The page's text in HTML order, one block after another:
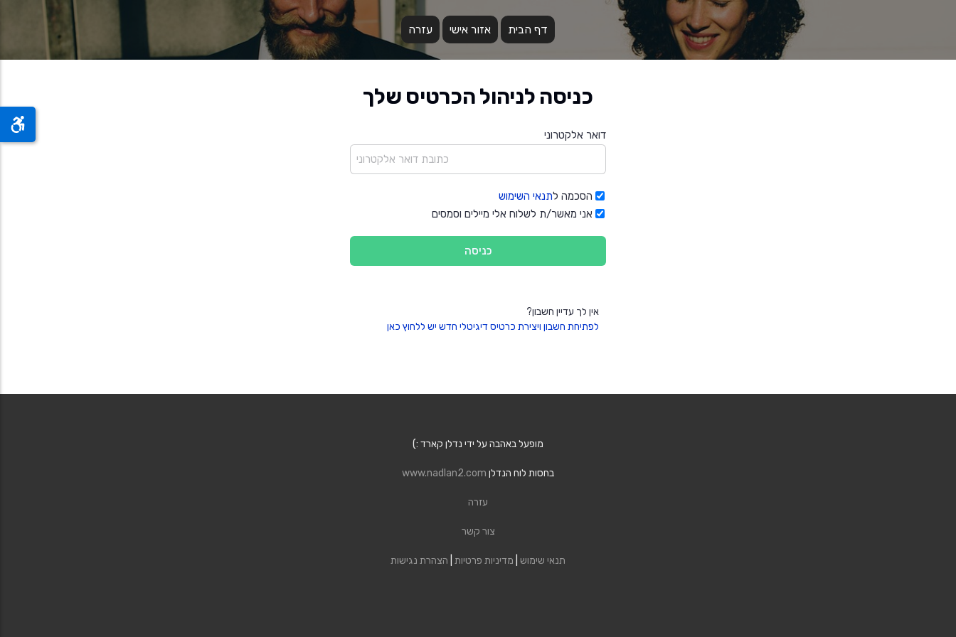
דף הבית אזור אישי עזרה
כניסה לניהול הכרטיס שלך
דואר אלקטרוני
הסכמה לתנאי השימוש
אני מאשר/ת לשלוח אלי מיילים וסמסים
אין לך עדיין חשבון?
לפתיחת חשבון ויצירת כרטיס דיגיטלי חדש יש ללחוץ כאן
מופעל באהבה על ידי נדלן קארד :)
בחסות לוח הנדלן www.nadlan2.com
עזרה
צור קשר
תנאי שימוש מדיניות פרטיות הצהרת נגישות